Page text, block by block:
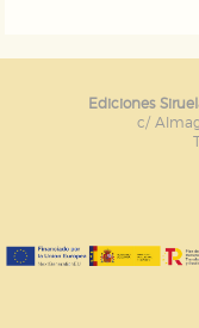
Ediciones
c/